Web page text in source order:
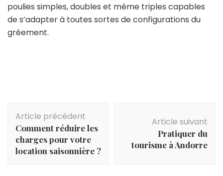
poulies simples, doubles et même triples capables
de s’adapter à toutes sortes de configurations du
gréement.
Navigation
d'article
Article précédent
Comment réduire les
charges pour votre
location saisonnière ?
Article suivant
Pratiquer du
tourisme à Andorre